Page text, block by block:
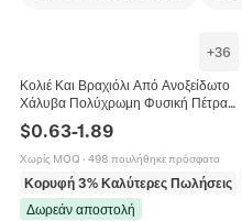
+36
Κολιέ Και Βραχιόλι Από Ανοξείδωτο
Χάλυβα Πολύχρωμη Φυσική Πέτρα
Τεχνητό Μαργαριτάρι Μαργαρίτα
Κόσμημα Για Γυναίκες
$0.63-1.89
Χωρίς MOQ · 498 πουλήθηκε πρόσφατα
Κορυφή 3% Καλύτερες Πωλήσεις
Δωρεάν αποστολή